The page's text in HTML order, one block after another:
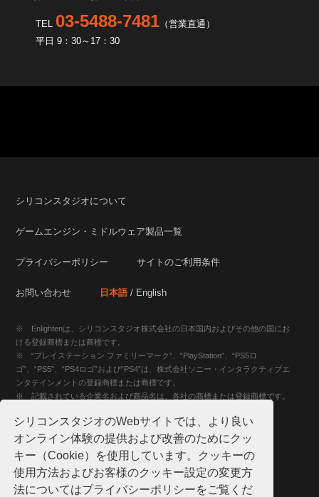
シリコンスタジオのWebサイトでは、より良い
オンライン体験の提供および改善のためにクッ
キー（Cookie）を使用しています。クッキーの
使用方法およびお客様のクッキー設定の変更方
法についてはプライバシーポリシーをご覧くだ
TEL 03-5488-7481 （営業直通）
平日 9：30～17：30
シリコンスタジオについて
ゲームエンジン・ミドルウェア製品一覧
プライバシーポリシー サイトのご利用条件
お問い合わせ 日本語/ English
※ Enlightenは、シリコンスタジオ株式会社の日本国内およびその他の国にお
ける登録商標または商標です。
※ “プレイステーション ファミリーマーク”、“PlayStation”、“PS5ロ
ゴ”、“PS5”、“PS4ロゴ”および“PS4”は、株式会社ソニー・インタラクティブエ
ンタテインメントの登録商標または商標です。
※ 記載されている企業名および商品名は、各社の商標または登録商標です。